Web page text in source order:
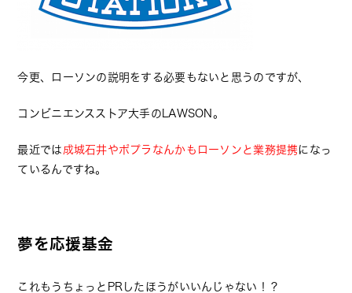
今更、ローソンの説明をする必要もないと思うのですが、
コンビニエンスストア大手のLAWSON。
最近では 成城石井やポプラなんかもローソンと業務提携になっ
ているんですね。
夢を応援基金
これもうちょっとPRしたほうがいいんじゃない！？